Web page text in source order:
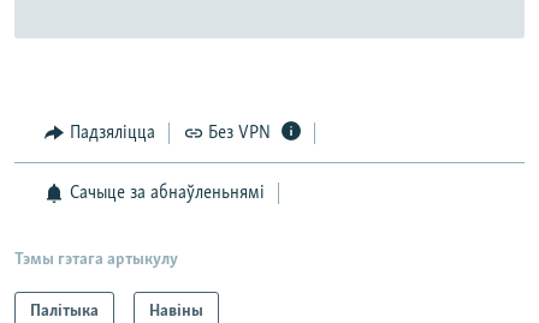
Падзяліцца Без VPN
Сачыце за абнаўленьнямі
Тэмы гэтага артыкулу
Палітыка Навіны